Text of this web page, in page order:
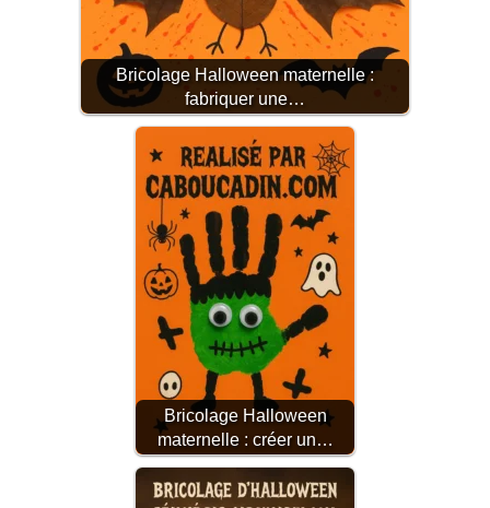
Bricolage Halloween maternelle :
fabriquer une…
Bricolage Halloween
maternelle : créer un…